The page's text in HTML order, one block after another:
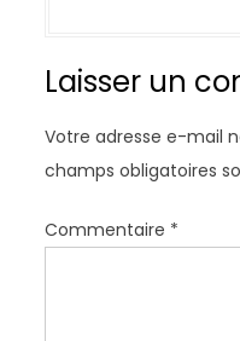
i
n
d
e
l
Laisser un
Votre adresse e-mail
champs obligatoires
Commentaire *